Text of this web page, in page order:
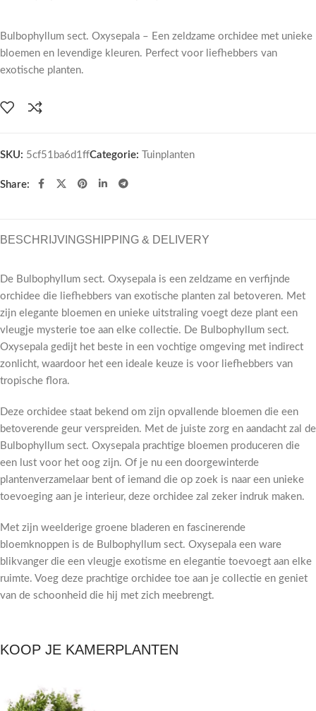
Bulbophyllum sect. Oxysepala – Een zeldzame orchidee met unieke
bloemen en levendige kleuren. Perfect voor liefhebbers van
exotische planten.
SKU: 5cf51ba6d1ffCategorie: Tuinplanten
Share:
BESCHRIJVINGSHIPPING & DELIVERY
De Bulbophyllum sect. Oxysepala is een zeldzame en verfijnde
orchidee die liefhebbers van exotische planten zal betoveren. Met
zijn elegante bloemen en unieke uitstraling voegt deze plant een
vleugje mysterie toe aan elke collectie. De Bulbophyllum sect.
Oxysepala gedijt het beste in een vochtige omgeving met indirect
zonlicht, waardoor het een ideale keuze is voor liefhebbers van
tropische flora.
Deze orchidee staat bekend om zijn opvallende bloemen die een
betoverende geur verspreiden. Met de juiste zorg en aandacht zal de
Bulbophyllum sect. Oxysepala prachtige bloemen produceren die
een lust voor het oog zijn. Of je nu een doorgewinterde
plantenverzamelaar bent of iemand die op zoek is naar een unieke
toevoeging aan je interieur, deze orchidee zal zeker indruk maken.
Met zijn weelderige groene bladeren en fascinerende
bloemknoppen is de Bulbophyllum sect. Oxysepala een ware
blikvanger die een vleugje exotisme en elegantie toevoegt aan elke
ruimte. Voeg deze prachtige orchidee toe aan je collectie en geniet
van de schoonheid die hij met zich meebrengt.
KOOP JE KAMERPLANTEN